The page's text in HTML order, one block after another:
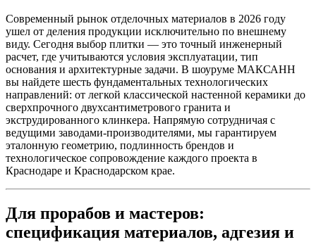
Современный рынок отделочных материалов в 2026 году
ушел от деления продукции исключительно по внешнему
виду. Сегодня выбор плитки — это точный инженерный
расчет, где учитываются условия эксплуатации, тип
основания и архитектурные задачи. В шоуруме МАКСАНН
вы найдете шесть фундаментальных технологических
направлений: от легкой классической настенной керамики до
сверхпрочного двухсантиметрового гранита и
экструдированного клинкера. Напрямую сотрудничая с
ведущими заводами‑производителями, мы гарантируем
эталонную геометрию, подлинность брендов и
технологическое сопровождение каждого проекта в
Краснодаре и Краснодарском крае.
Для прорабов и мастеров:
спецификация материалов, адгезия и